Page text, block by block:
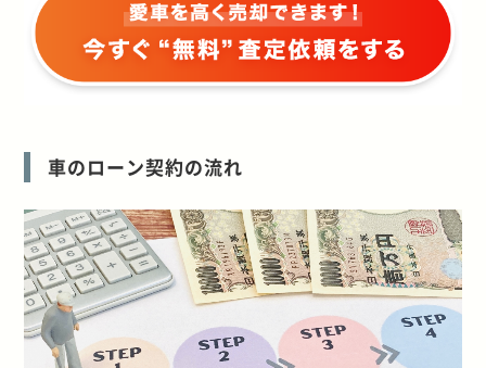
車のローン契約の流れ